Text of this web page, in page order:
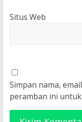
Situs Web
Simpan nama,
peramban ini